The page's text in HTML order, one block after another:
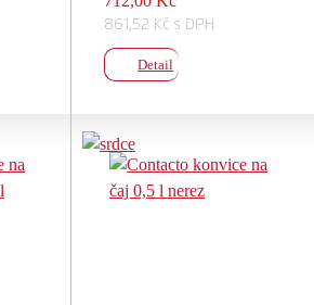
861,52 Kč s DPH
Detail